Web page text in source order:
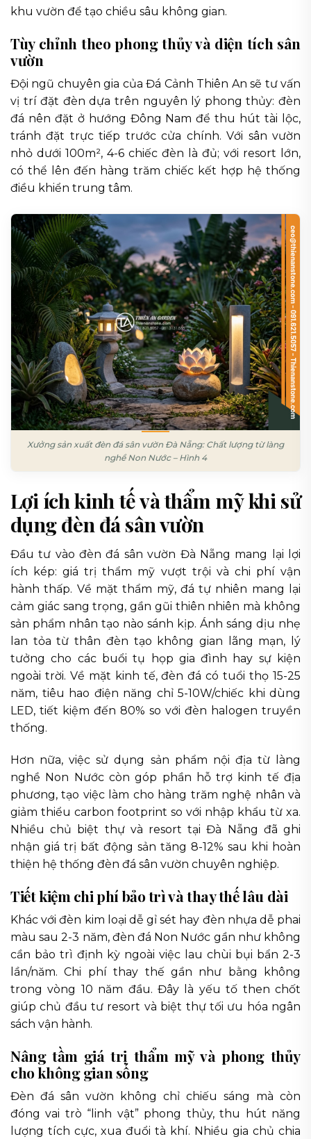
khu vườn để tạo chiều sâu không gian.
Tùy chỉnh theo phong thủy và diện tích sân
vườn
Đội ngũ chuyên gia của Đá Cảnh Thiên An sẽ tư vấn
vị trí đặt đèn dựa trên nguyên lý phong thủy: đèn
đá nên đặt ở hướng Đông Nam để thu hút tài lộc,
tránh đặt trực tiếp trước cửa chính. Với sân vườn
nhỏ dưới 100m², 4-6 chiếc đèn là đủ; với resort lớn,
có thể lên đến hàng trăm chiếc kết hợp hệ thống
điều khiển trung tâm.
Xưởng sản xuất đèn đá sân vườn Đà Nẵng: Chất lượng từ làng
nghề Non Nước – Hình 4
Lợi ích kinh tế và thẩm mỹ khi sử
dụng đèn đá sân vườn
Đầu tư vào đèn đá sân vườn Đà Nẵng mang lại lợi
ích kép: giá trị thẩm mỹ vượt trội và chi phí vận
hành thấp. Về mặt thẩm mỹ, đá tự nhiên mang lại
cảm giác sang trọng, gần gũi thiên nhiên mà không
sản phẩm nhân tạo nào sánh kịp. Ánh sáng dịu nhẹ
lan tỏa từ thân đèn tạo không gian lãng mạn, lý
tưởng cho các buổi tụ họp gia đình hay sự kiện
ngoài trời. Về mặt kinh tế, đèn đá có tuổi thọ 15-25
năm, tiêu hao điện năng chỉ 5-10W/chiếc khi dùng
LED, tiết kiệm đến 80% so với đèn halogen truyền
thống.
Hơn nữa, việc sử dụng sản phẩm nội địa từ làng
nghề Non Nước còn góp phần hỗ trợ kinh tế địa
phương, tạo việc làm cho hàng trăm nghệ nhân và
giảm thiểu carbon footprint so với nhập khẩu từ xa.
Nhiều chủ biệt thự và resort tại Đà Nẵng đã ghi
nhận giá trị bất động sản tăng 8-12% sau khi hoàn
thiện hệ thống đèn đá sân vườn chuyên nghiệp.
Tiết kiệm chi phí bảo trì và thay thế lâu dài
Khác với đèn kim loại dễ gỉ sét hay đèn nhựa dễ phai
màu sau 2-3 năm, đèn đá Non Nước gần như không
cần bảo trì định kỳ ngoài việc lau chùi bụi bẩn 2-3
lần/năm. Chi phí thay thế gần như bằng không
trong vòng 10 năm đầu. Đây là yếu tố then chốt
giúp chủ đầu tư resort và biệt thự tối ưu hóa ngân
sách vận hành.
Nâng tầm giá trị thẩm mỹ và phong thủy
cho không gian sống
Đèn đá sân vườn không chỉ chiếu sáng mà còn
đóng vai trò “linh vật” phong thủy, thu hút năng
lượng tích cực, xua đuổi tà khí. Nhiều gia chủ chia